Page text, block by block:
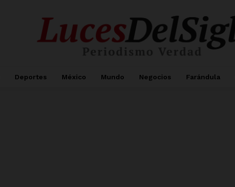
Deportes México Mundo Negocios Farándula